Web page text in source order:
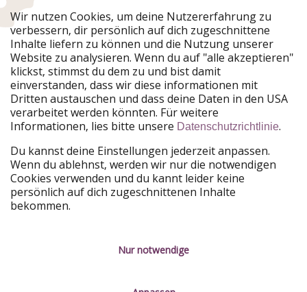
Urlaubspiraten ist Teil der HolidayPirates Group
Unsere Märkte
PiratinViaggio
HolidayPirates
VakantiePiraten
WakacyjniPiraci
VoyagesPirates
Ferienpiraten
Urlaubspiraten
ViajerosPiratas
TravelPirates
HolidayPirates Group
Lerne uns kennen
Über uns
Rechtliches
Wir nutzen Cookies, um deine Nutzererfahrung zu
verbessern, dir persönlich auf dich zugeschnittene
Inhalte liefern zu können und die Nutzung unserer
Website zu analysieren. Wenn du auf "alle akzeptieren"
klickst, stimmst du dem zu und bist damit
einverstanden, dass wir diese informationen mit
Dritten austauschen und dass deine Daten in den USA
verarbeitet werden könnten. Für weitere
Informationen, lies bitte unsere Datenschutzrichtlinie.
Du kannst deine Einstellungen jederzeit anpassen.
Wenn du ablehnst, werden wir nur die notwendigen
Cookies verwenden und du kannt leider keine
persönlich auf dich zugeschnittenen Inhalte
bekommen.
Nur notwendige